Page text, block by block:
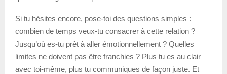
Si tu hésites encore, pose-toi des questions simples :
combien de temps veux-tu consacrer à cette relation ?
Jusqu’où es-tu prêt à aller émotionnellement ? Quelles
limites ne doivent pas être franchies ? Plus tu es au clair
avec toi-même, plus tu communiques de façon juste. Et